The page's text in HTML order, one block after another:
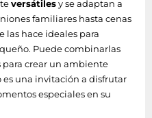
versátilesy se adaptan a
familiares hasta cenas
las hace ideales para
Puede combinarlas
para crear un ambiente
es una invitación a disfrutar
especiales en su